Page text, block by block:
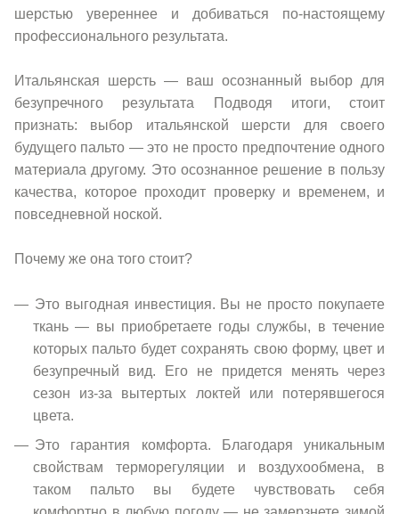
шерстью увереннее и добиваться по-настоящему
профессионального результата.
Итальянская шерсть — ваш осознанный выбор для
безупречного результата Подводя итоги, стоит
признать: выбор итальянской шерсти для своего
будущего пальто — это не просто предпочтение одного
материала другому. Это осознанное решение в пользу
качества, которое проходит проверку и временем, и
повседневной ноской.
Почему же она того стоит?
Это выгодная инвестиция. Вы не просто покупаете
ткань — вы приобретаете годы службы, в течение
которых пальто будет сохранять свою форму, цвет и
безупречный вид. Его не придется менять через
сезон из-за вытертых локтей или потерявшегося
цвета.
Это гарантия комфорта. Благодаря уникальным
свойствам терморегуляции и воздухообмена, в
таком пальто вы будете чувствовать себя